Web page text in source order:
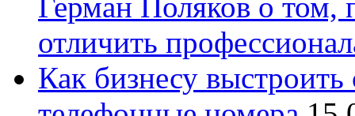
отличить
Как бизнесу